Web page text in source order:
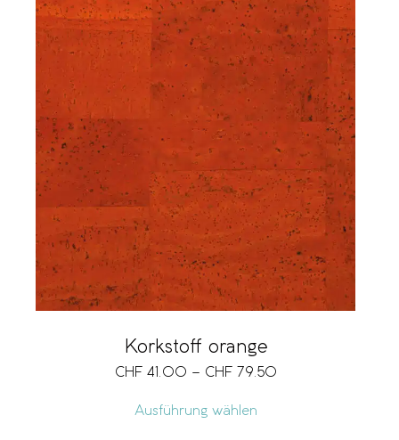
Korkstoff orange
CHF 41.00 – CHF 79.50
Ausführung wählen